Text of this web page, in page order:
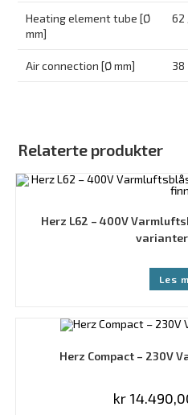
Heating element tube [Ø
mm]
62
Air connection [Ø mm] 38
Relaterte produkter
Herz L62 – 400V
Les
Herz Compact – 230V
kr